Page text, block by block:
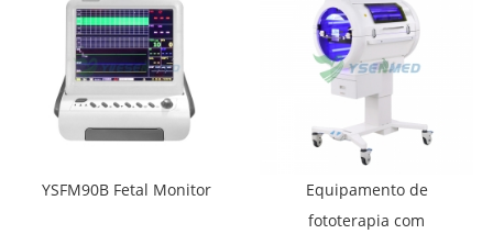
YSFM90B Fetal Monitor
Equipamento de
fototerapia com